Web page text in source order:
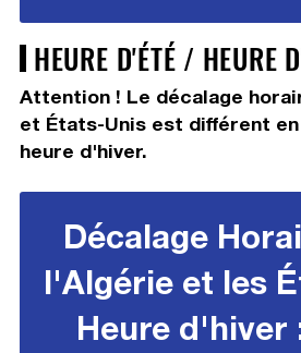
HEURE D'ÉTÉ / HEURE
Attention ! Le décalage
et États-Unis est différent
heure d'hiver.
Décalage
l'Algérie et les
Heure d'hiver